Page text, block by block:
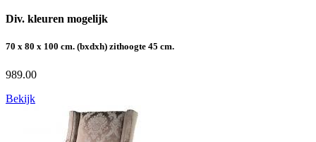
Div. kleuren mogelijk
70 x 80 x 100 cm. (bxdxh) zithoogte 45 cm.
989.00
Bekijk